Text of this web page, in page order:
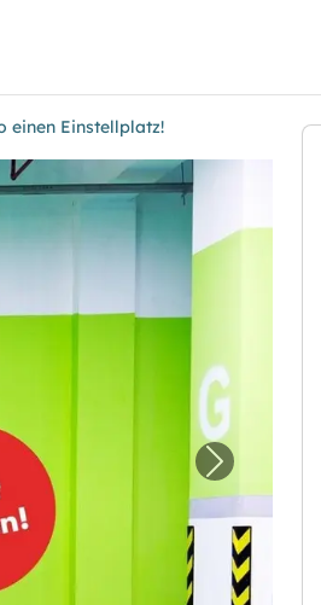
einen Einstellplatz!
Auto einen Einstellplatz!"
Nächstes